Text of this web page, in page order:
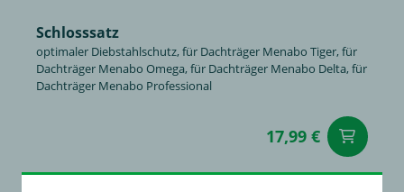
Schlosssatz
optimaler Diebstahlschutz, für Dachträger Menabo Tiger, für
Dachträger Menabo Omega, für Dachträger Menabo Delta, für
Dachträger Menabo Professional
17,99 €